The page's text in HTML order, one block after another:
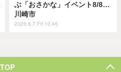
ぶ「おさかな」イベント8/8…
川崎市
2026.8.7 Fri 10:45
TOP